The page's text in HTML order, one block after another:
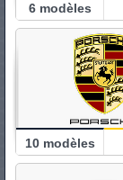
6modèles
10modèles